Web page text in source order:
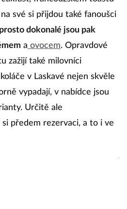
své si přijdou také fanoušci
dokonalé jsou pak
a ovocem. Opravdové
zažijí také milovníci
v Laskavé nejen skvěle
vypadají, v nabídce jsou
Určitě ale
předem rezervaci, a to i ve